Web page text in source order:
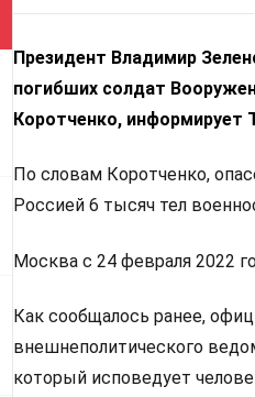
Президент Владимир
погибших солдат
Коротченко, информирует
По словам Коротченко,
Россией 6 тысяч тел
Москва с 24 февраля 2022
Как сообщалось ранее,
внешнеполитического
который исповедует